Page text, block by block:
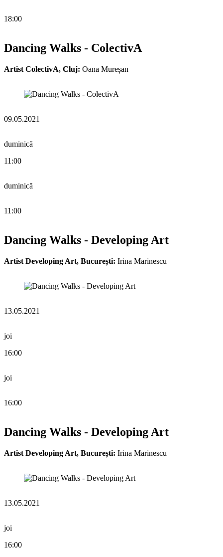
18:00
Dancing Walks - ColectivA
Artist ColectivA, Cluj: Oana Mureșan
09.05.2021
duminică
11:00
duminică
11:00
Dancing Walks - Developing Art
Artist Developing Art, București: Irina Marinescu
13.05.2021
joi
16:00
joi
16:00
Dancing Walks - Developing Art
Artist Developing Art, București: Irina Marinescu
13.05.2021
joi
16:00